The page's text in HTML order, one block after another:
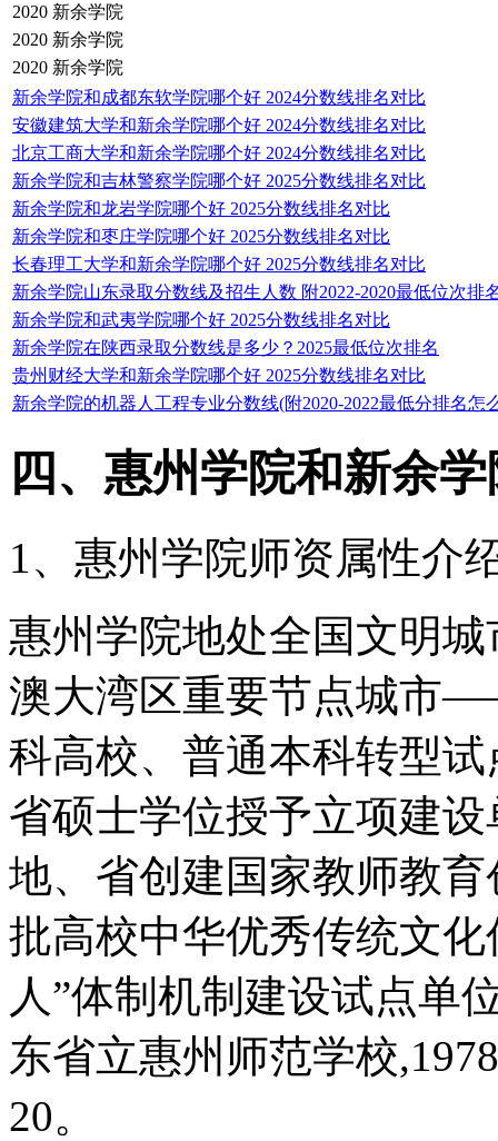
2020 新余学院
2020 新余学院
2020 新余学院
新余学院和成都东软学院哪个好 2024分数线排名对比
安徽建筑大学和新余学院哪个好 2024分数线排名对比
北京工商大学和新余学院哪个好 2024分数线排名对比
新余学院和吉林警察学院哪个好 2025分数线排名对比
新余学院和龙岩学院哪个好 2025分数线排名对比
新余学院和枣庄学院哪个好 2025分数线排名对比
长春理工大学和新余学院哪个好 2025分数线排名对比
新余学院山东录取分数线及招生人数 附2022-2020最低位次排
新余学院和武夷学院哪个好 2025分数线排名对比
新余学院在陕西录取分数线是多少？2025最低位次排名
贵州财经大学和新余学院哪个好 2025分数线排名对比
新余学院的机器人工程专业分数线(附2020-2022最低分排名怎
四、惠州学院和新余
1、惠州学院师资属性介
惠州学院地处全国文明
澳大湾区重要节点城市
科高校、普通本科转型
省硕士学位授予立项建
地、省创建国家教师教
批高校中华优秀传统文
人”体制机制建设试点单
东省立惠州师范学校
20。